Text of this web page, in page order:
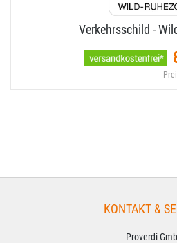
Verkehrsschild -
KONTAKT &
Proverdi